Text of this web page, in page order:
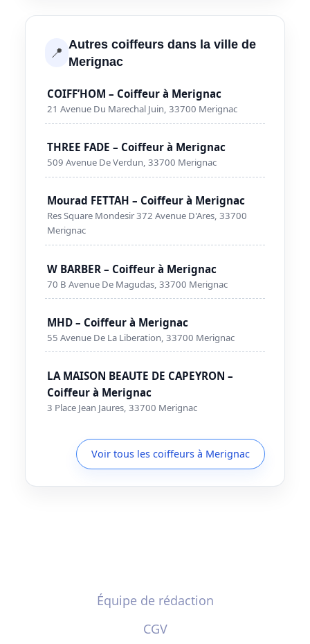
📍 Autres coiffeurs dans la ville de
Merignac
COIFF’HOM – Coiffeur à Merignac
21 Avenue Du Marechal Juin, 33700 Merignac
THREE FADE – Coiffeur à Merignac
509 Avenue De Verdun, 33700 Merignac
Mourad FETTAH – Coiffeur à Merignac
Res Square Mondesir 372 Avenue D'Ares, 33700
Merignac
W BARBER – Coiffeur à Merignac
70 B Avenue De Magudas, 33700 Merignac
MHD – Coiffeur à Merignac
55 Avenue De La Liberation, 33700 Merignac
LA MAISON BEAUTE DE CAPEYRON –
Coiffeur à Merignac
3 Place Jean Jaures, 33700 Merignac
Voir tous les coiffeurs à Merignac
Équipe de rédaction
CGV